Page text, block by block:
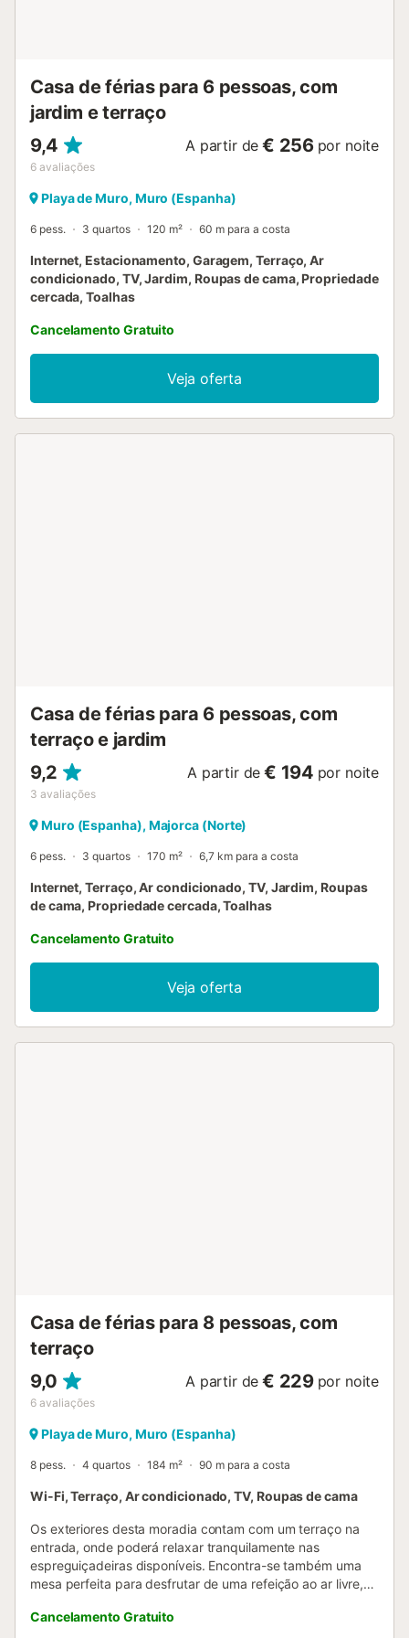
Casa de férias para 6 pessoas, com
jardim e terraço
9,4
6 avaliações
A partir de € 256 por noite
Playa de Muro, Muro (Espanha)
6 pess. 3 quartos 120 m² 60 m para a costa
Internet, Estacionamento, Garagem, Terraço, Ar
condicionado, TV, Jardim, Roupas de cama, Propriedade
cercada, Toalhas
Cancelamento Gratuito
Veja oferta
Casa de férias para 6 pessoas, com
terraço e jardim
9,2
3 avaliações
A partir de € 194 por noite
Muro (Espanha), Majorca (Norte)
6 pess. 3 quartos 170 m² 6,7 km para a costa
Internet, Terraço, Ar condicionado, TV, Jardim, Roupas
de cama, Propriedade cercada, Toalhas
Cancelamento Gratuito
Veja oferta
Casa de férias para 8 pessoas, com
terraço
9,0
6 avaliações
A partir de € 229 por noite
Playa de Muro, Muro (Espanha)
8 pess. 4 quartos 184 m² 90 m para a costa
Wi-Fi, Terraço, Ar condicionado, TV, Roupas de cama
Os exteriores desta moradia contam com um terraço na
entrada, onde poderá relaxar tranquilamente nas
espreguiçadeiras disponíveis. Encontra-se também uma
mesa perfeita para desfrutar de uma refeição ao ar livre,
situa-se numa zona residencial muito próxima da praia e
Cancelamento Gratuito